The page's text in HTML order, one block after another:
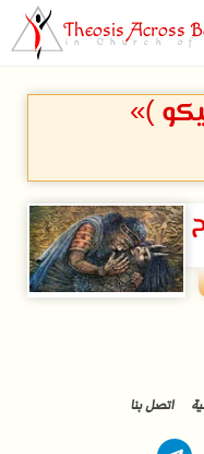
Theosis Across
in Church of
)»
اتصل بنا